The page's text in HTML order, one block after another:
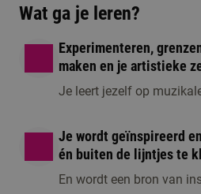
Wat ga je leren?
Experimenteren,
maken en je artistieke
Je leert jezelf op
Je wordt geïnspireerd
én buiten de lijntjes te
En wordt een bron van